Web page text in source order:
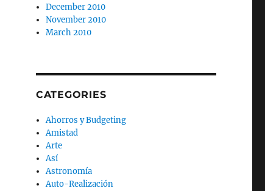
December 2010
November 2010
March 2010
CATEGORIES
Ahorros y Budgeting
Amistad
Arte
Así
Astronomía
Auto-Realización